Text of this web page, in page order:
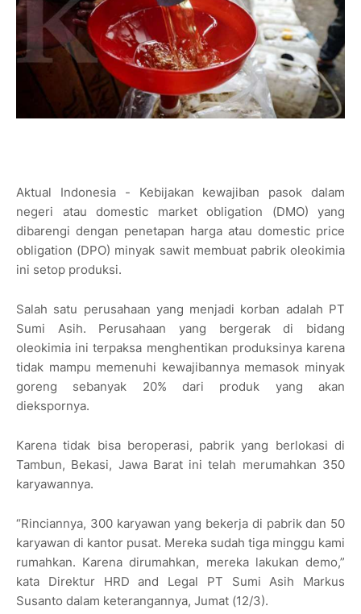
Aktual Indonesia - Kebijakan kewajiban pasok dalam
negeri atau domestic market obligation (DMO) yang
dibarengi dengan penetapan harga atau domestic price
obligation (DPO) minyak sawit membuat pabrik oleokimia
ini setop produksi.
Salah satu perusahaan yang menjadi korban adalah PT
Sumi Asih. Perusahaan yang bergerak di bidang
oleokimia ini terpaksa menghentikan produksinya karena
tidak mampu memenuhi kewajibannya memasok minyak
goreng sebanyak 20% dari produk yang akan
diekspornya.
Karena tidak bisa beroperasi, pabrik yang berlokasi di
Tambun, Bekasi, Jawa Barat ini telah merumahkan 350
karyawannya.
“Rinciannya, 300 karyawan yang bekerja di pabrik dan 50
karyawan di kantor pusat. Mereka sudah tiga minggu kami
rumahkan. Karena dirumahkan, mereka lakukan demo,”
kata Direktur HRD and Legal PT Sumi Asih Markus
Susanto dalam keterangannya, Jumat (12/3).